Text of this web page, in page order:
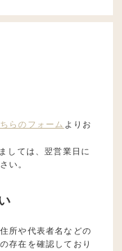
らのフォーム よりお
しては、翌営業日に
い。
所や代表者名などの
存在を確認しており